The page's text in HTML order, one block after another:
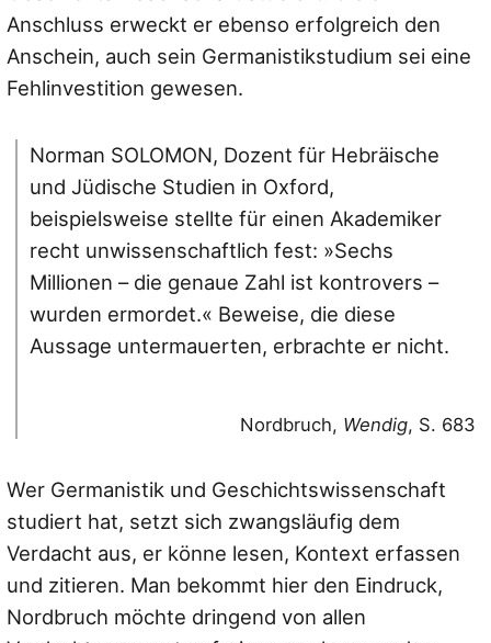
Anschluss erweckt er ebenso erfolgreich den
Anschein, auch sein Germanistikstudium sei eine
Fehlinvestition gewesen.
Norman SOLOMON, Dozent für Hebräische
und Jüdische Studien in Oxford,
beispielsweise stellte für einen Akademiker
recht unwissenschaftlich fest: »Sechs
Millionen – die genaue Zahl ist kontrovers –
wurden ermordet.« Beweise, die diese
Aussage untermauerten, erbrachte er nicht.
Nordbruch, Wendig, S. 683
Wer Germanistik und Geschichtswissenschaft
studiert hat, setzt sich zwangsläufig dem
Verdacht aus, er könne lesen, Kontext erfassen
und zitieren. Man bekommt hier den Eindruck,
Nordbruch möchte dringend von allen